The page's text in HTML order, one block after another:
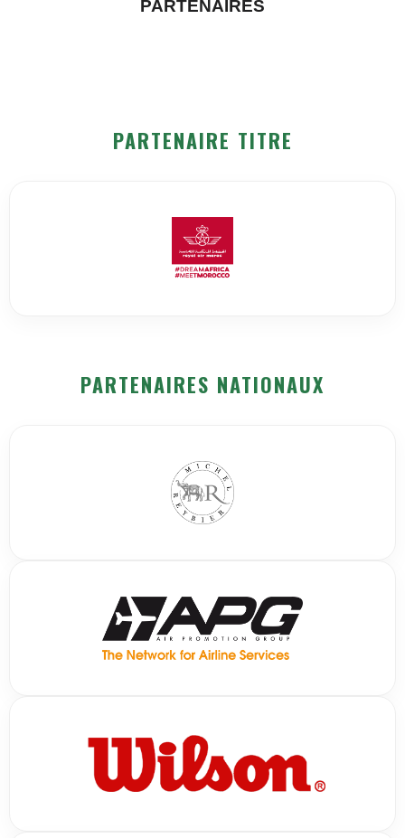
PARTENAIRES
PARTENAIRE TITRE
PARTENAIRES NATIONAUX